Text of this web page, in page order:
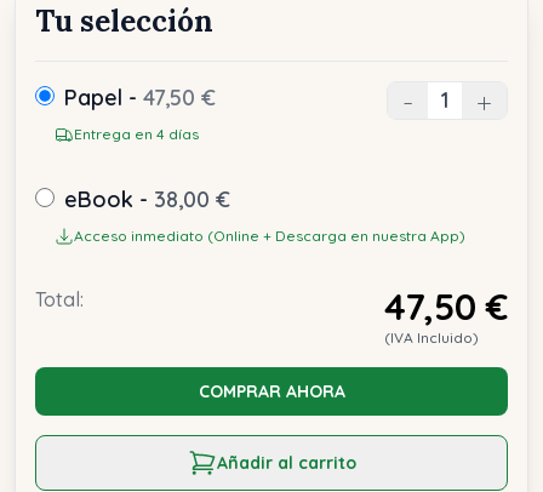
Tu selección
Papel - 47,50 €
Entrega en 4 días
- +
eBook - 38,00 €
Acceso inmediato (Online + Descarga en nuestra App)
Total: 47,50 €
(IVA Incluido)
COMPRAR AHORA
Añadir al carrito